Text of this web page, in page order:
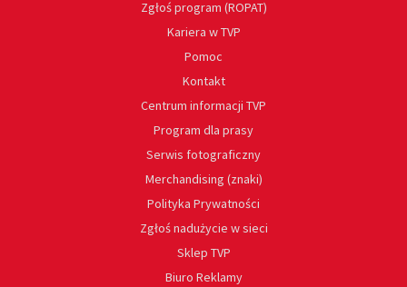
Zgłoś program (ROPAT)
Kariera w TVP
Pomoc
Kontakt
Centrum informacji TVP
Program dla prasy
Serwis fotograficzny
Merchandising (znaki)
Polityka Prywatności
Zgłoś nadużycie w sieci
Sklep TVP
Biuro Reklamy